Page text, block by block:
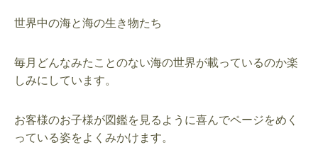
世界中の海と海の生き物たち
毎月どんなみたことのない海の世界が載っているのか楽
しみにしています。
お客様のお子様が図鑑を見るように喜んでページをめく
っている姿をよくみかけます。